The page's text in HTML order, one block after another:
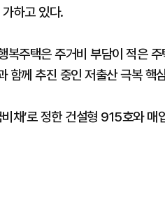
하고 있다.
주택은 주거비 부담이 적은
함께 추진 중인 저출산 극복 핵
비채’로 정한 건설형 915호와